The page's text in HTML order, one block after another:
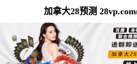
加拿大28预测